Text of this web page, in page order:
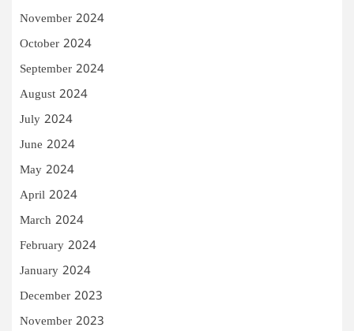
November 2024
October 2024
September 2024
August 2024
July 2024
June 2024
May 2024
April 2024
March 2024
February 2024
January 2024
December 2023
November 2023